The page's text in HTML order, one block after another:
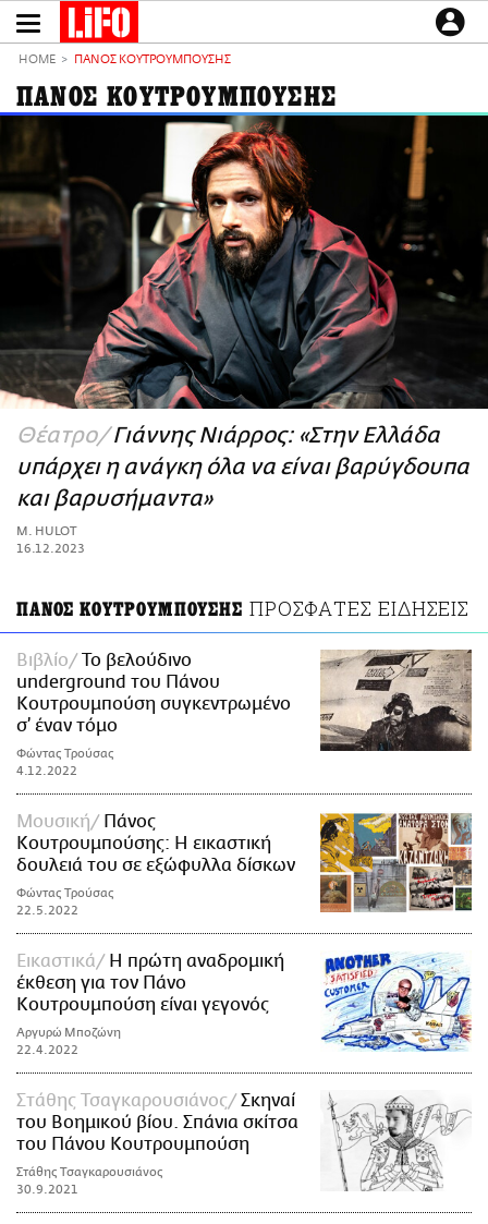
το
LIFO SHOP
NEWSLETTER
ΜΙΚΡΟΠΡΑΓΜΑΤΑ
THE GOOD LIFO
LIFOLAND
CITY GUIDE
ΑΜΠΑ
PRINT
ΕΙΔΗΣΕΙΣ
CULTURE
ΑΠΟΨΕΙΣ
ΤΡΟΠΟΣ ΖΩΗΣ
PODCASTS
Plus
HOME ΠΑΝΟΣ ΚΟΥΤΡΟΥΜΠΟΥΣΗΣ
ΠΑΝΟΣ ΚΟΥΤΡΟΥΜΠΟΥΣΗΣ
Θέατρο Γιάννης Νιάρρος: «Στην Ελλάδα
υπάρχει η ανάγκη όλα να είναι βαρύγδουπα
και βαρυσήμαντα»
M. HULOT
16.12.2023
ΠΑΝΟΣ ΚΟΥΤΡΟΥΜΠΟΥΣΗΣ ΠΡΟΣΦΑΤΕΣ ΕΙΔΗΣΕΙΣ
Βιβλίο
Το βελούδινο
underground του Πάνου
Κουτρουμπούση συγκεντρωμένο
σ’ έναν τόμο
Φώντας Τρούσας
4.12.2022
Μουσική
Πάνος
Κουτρουμπούσης: Η εικαστική
δουλειά του σε εξώφυλλα δίσκων
Φώντας Τρούσας
22.5.2022
Εικαστικά
Η πρώτη αναδρομική
έκθεση για τον Πάνο
Κουτρουμπούση είναι γεγονός
Αργυρώ Μποζώνη
22.4.2022
Στάθης Τσαγκαρουσιάνος
Σκηναί
του Βοημικού βίου. Σπάνια σκίτσα
του Πάνου Κουτρουμπούση
Στάθης Τσαγκαρουσιάνος
30.9.2021